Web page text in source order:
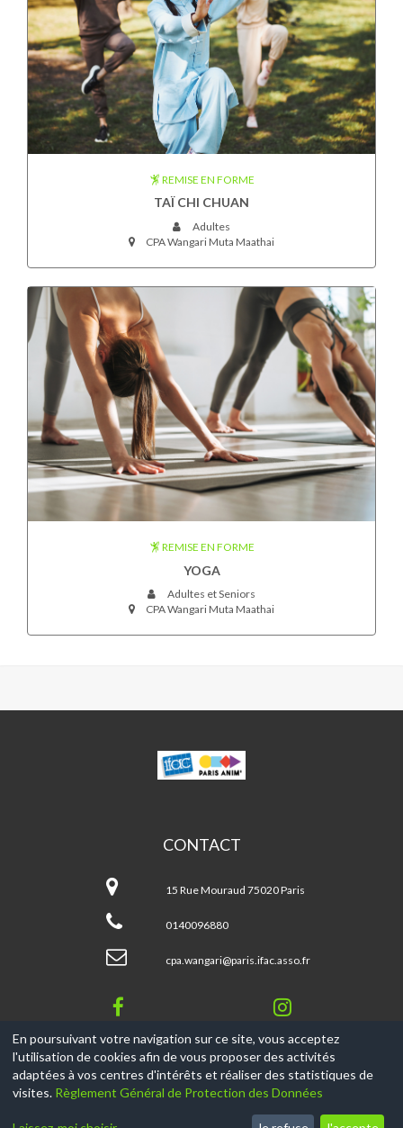
REMISE EN FORME
TAÏ CHI CHUAN
Adultes
CPA Wangari Muta Maathai
REMISE EN FORME
YOGA
Adultes et Seniors
CPA Wangari Muta Maathai
WANGARI
MUTA
CONTACT
Muta
MAATHAI
15 Rue Mouraud 75020 Paris
0140096880
cpa.wangari@paris.ifac.asso.fr
© 2017-2026, Ce site est propulsé par Aniapps.fr
CGV
En poursuivant votre navigation sur ce site, vous acceptez
l'utilisation de cookies afin de vous proposer des activités
adaptées à vos centres d'intérêts et réaliser des statistiques de
visites. Règlement Général de Protection des Données